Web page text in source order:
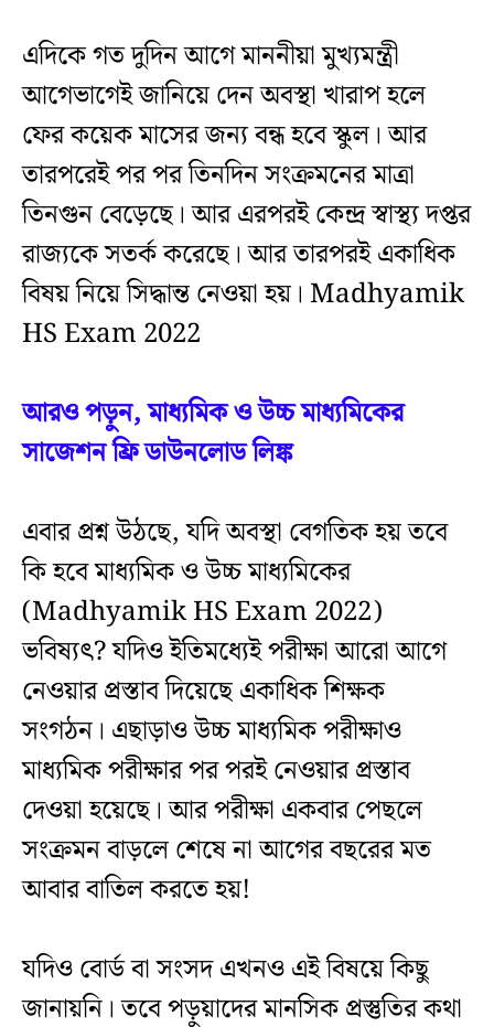
এদিকে গত দুদিন আগে মাননীয়া মুখ্যমন্ত্রী
আগেভাগেই জানিয়ে দেন অবস্থা খারাপ হলে
ফের কয়েক মাসের জন্য বন্ধ হবে স্কুল। আর
তারপরেই পর পর তিনদিন সংক্রমনের মাত্রা
তিনগুন বেড়েছে। আর এরপরই কেন্দ্র স্বাস্থ্য দপ্তর
রাজ্যকে সতর্ক করেছে। আর তারপরই একাধিক
বিষয় নিয়ে সিদ্ধান্ত নেওয়া হয়। Madhyamik
HS Exam 2022
আরও পড়ুন, মাধ্যমিক ও উচ্চ মাধ্যমিকের
সাজেশন ফ্রি ডাউনলোড লিঙ্ক
এবার প্রশ্ন উঠছে, যদি অবস্থা বেগতিক হয় তবে
কি হবে মাধ্যমিক ও উচ্চ মাধ্যমিকের
(Madhyamik HS Exam 2022)
ভবিষ্যৎ? যদিও ইতিমধ্যেই পরীক্ষা আরো আগে
নেওয়ার প্রস্তাব দিয়েছে একাধিক শিক্ষক
সংগঠন। এছাড়াও উচ্চ মাধ্যমিক পরীক্ষাও
মাধ্যমিক পরীক্ষার পর পরই নেওয়ার প্রস্তাব
দেওয়া হয়েছে। আর পরীক্ষা একবার পেছলে
সংক্রমন বাড়লে শেষে না আগের বছরের মত
আবার বাতিল করতে হয়!
যদিও বোর্ড বা সংসদ এখনও এই বিষয়ে কিছু
জানায়নি। তবে পড়ুয়াদের মানসিক প্রস্তুতির কথা